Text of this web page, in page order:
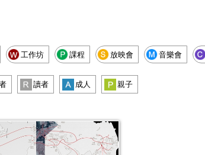
工作坊 課程 放映會 音樂會
讀者 成人 親子